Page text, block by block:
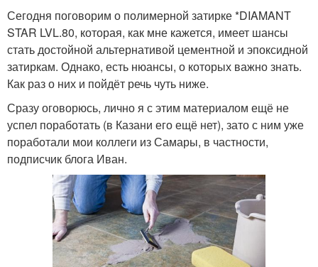
Сегодня поговорим о полимерной затирке *DIAMANT
STAR LVL.80, которая, как мне кажется, имеет шансы
стать достойной альтернативой цементной и эпоксидной
затиркам. Однако, есть нюансы, о которых важно знать.
Как раз о них и пойдёт речь чуть ниже.
Сразу оговорюсь, лично я с этим материалом ещё не
успел поработать (в Казани его ещё нет), зато с ним уже
поработали мои коллеги из Самары, в частности,
подписчик блога Иван.